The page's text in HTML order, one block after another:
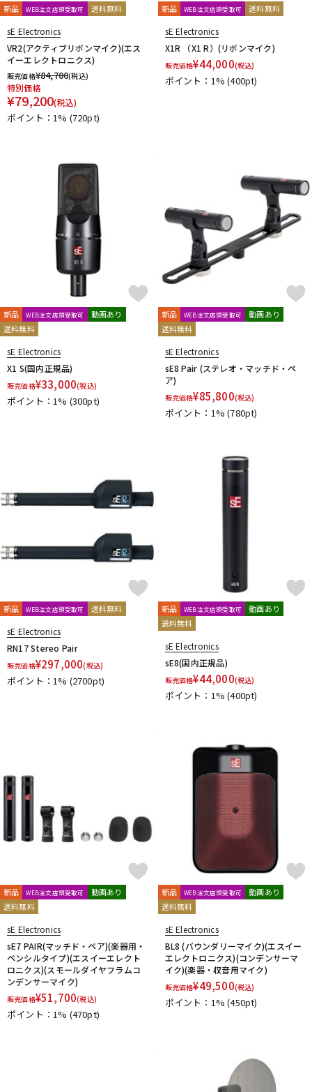
新品 WEB注文店頭受取可 送料無料
sE Electronics
VR2(アクティブリボンマイク)(エス
イーエレクトロニクス)
販売価格¥84,700(税込)
特別価格
¥79,200(税込)
ポイント：1% (720pt)
新品 WEB注文店頭受取可 送料無料
sE Electronics
X1R （X1 R）(リボンマイク)
販売価格¥44,000(税込)
ポイント：1%(400pt)
新品 WEB注文店頭受取可
動画あり
送料無料
sE Electronics
X1 S(国内正規品)
販売価格¥33,000(税込)
ポイント：1% (300pt)
新品 WEB注文店頭受取可
動画あり
送料無料
sE Electronics
sE8 Pair (ステレオ・マッチド・ペ
ア)
販売価格¥85,800(税込)
ポイント：1%(780pt)
新品 WEB注文店頭受取可 送料無料
sE Electronics
RN17 Stereo Pair
販売価格¥297,000(税込)
ポイント：1% (2700pt)
新品 WEB注文店頭受取可
動画あり
送料無料
sE Electronics
sE8(国内正規品)
販売価格¥44,000(税込)
ポイント：1%(400pt)
新品 WEB注文店頭受取可
動画あり
送料無料
sE Electronics
sE7 PAIR(マッチド・ペア)(楽器用・
ペンシルタイプ)(エスイーエレクト
ロニクス)(スモールダイヤフラムコ
ンデンサーマイク)
販売価格¥51,700(税込)
ポイント：1% (470pt)
新品 WEB注文店頭受取可
動画あり
送料無料
sE Electronics
BL8 (バウンダリーマイク)(エスイー
エレクトロニクス)(コンデンサーマ
イク)(楽器・収音用マイク)
販売価格¥49,500(税込)
ポイント：1%(450pt)